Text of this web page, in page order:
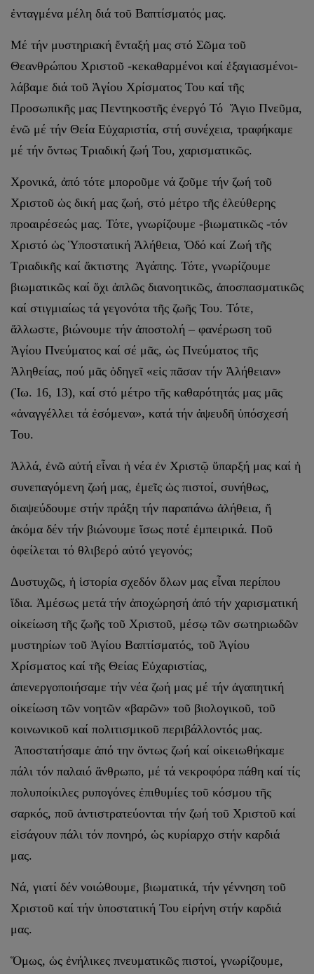
ἐνταγμένα μέλη διά τοῦ Βαπτίσματός μας.
Μέ τήν μυστηριακή ἔνταξή μας στό Σῶμα τοῦ
Θεανθρώπου Χριστοῦ -κεκαθαρμένοι καί ἐξαγιασμένοι-
λάβαμε διά τοῦ Ἁγίου Χρίσματος Του καί τῆς
Προσωπικῆς μας Πεντηκοστῆς ἐνεργό Τό Ἅγιο Πνεῦμα,
ἐνῶ μέ τήν Θεία Εὐχαριστία, στή συνέχεια, τραφήκαμε
μέ τήν ὄντως Τριαδική ζωή Του, χαρισματικῶς.
Χρονικά, ἀπό τότε μποροῦμε νά ζοῦμε τήν ζωή τοῦ
Χριστοῦ ὡς δική μας ζωή, στό μέτρο τῆς ἐλεύθερης
προαιρέσεώς μας. Τότε, γνωρίζουμε -βιωματικῶς -τόν
Χριστό ὡς Ὑποστατική Ἀλήθεια, Ὁδό καί Ζωή τῆς
Τριαδικῆς καί ἄκτιστης Ἀγάπης. Τότε, γνωρίζουμε
βιωματικῶς καί ὄχι ἁπλῶς διανοητικῶς, ἀποσπασματικῶς
καί στιγμιαίως τά γεγονότα τῆς ζωῆς Του. Τότε,
ἄλλωστε, βιώνουμε τήν ἀποστολή – φανέρωση τοῦ
Ἁγίου Πνεύματος καί σέ μᾶς, ὡς Πνεύματος τῆς
Ἀληθείας, πού μᾶς ὁδηγεῖ «εἰς πᾶσαν τήν Ἀλήθειαν»
(Ἰω. 16, 13), καί στό μέτρο τῆς καθαρότητάς μας μᾶς
«ἀναγγέλλει τά ἐσόμενα», κατά τήν ἀψευδῆ ὑπόσχεσή
Του.
Ἀλλά, ἐνῶ αὐτή εἶναι ἡ νέα ἐν Χριστῷ ὕπαρξή μας καί ἡ
συνεπαγόμενη ζωή μας, ἐμεῖς ὡς πιστοί, συνήθως,
διαψεύδουμε στήν πράξη τήν παραπάνω ἀλήθεια, ἤ
ἀκόμα δέν τήν βιώνουμε ἴσως ποτέ ἐμπειρικά. Ποῦ
ὀφείλεται τό θλιβερό αὐτό γεγονός;
Δυστυχῶς, ἡ ἱστορία σχεδόν ὅλων μας εἶναι περίπου
ἴδια. Ἀμέσως μετά τήν ἀποχώρησή ἀπό τήν χαρισματική
οἰκείωση τῆς ζωῆς τοῦ Χριστοῦ, μέσῳ τῶν σωτηριωδῶν
μυστηρίων τοῦ Ἁγίου Βαπτίσματός, τοῦ Ἁγίου
Χρίσματος καί τῆς Θείας Εὐχαριστίας,
ἀπενεργοποιήσαμε τήν νέα ζωή μας μέ τήν ἀγαπητική
οἰκείωση τῶν νοητῶν «βαρῶν» τοῦ βιολογικοῦ, τοῦ
κοινωνικοῦ καί πολιτισμικοῦ περιβάλλοντός μας.
Ἀποστατήσαμε ἀπό την ὄντως ζωή καί οἰκειωθήκαμε
πάλι τόν παλαιό ἄνθρωπο, μέ τά νεκροφόρα πάθη καί τίς
πολυποίκιλες ρυπογόνες ἐπιθυμίες τοῦ κόσμου τῆς
σαρκός, ποῦ ἀντιστρατεύονται τήν ζωή τοῦ Χριστοῦ καί
εἰσάγουν πάλι τόν πονηρό, ὡς κυρίαρχο στήν καρδιά
μας.
Νά, γιατί δέν νοιώθουμε, βιωματικά, τήν γέννηση τοῦ
Χριστοῦ καί τήν ὑποστατική Του εἰρήνη στήν καρδιά
μας.
Ὅμως, ὡς ἐνήλικες πνευματικῶς πιστοί, γνωρίζουμε,